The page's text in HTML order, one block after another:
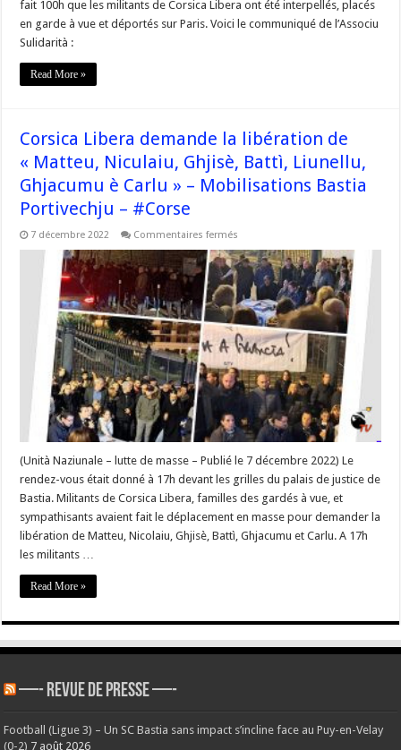
fait 100h que les militants de Corsica Libera ont été interpellés, placés
en garde à vue et déportés sur Paris. Voici le communiqué de l’Associu
Sulidarità :
Read More »
Corsica Libera demande la libération de
« Matteu, Niculaiu, Ghjisè, Battì, Liunellu,
Ghjacumu è Carlu » – Mobilisations Bastia
Portivechju – #Corse
7 décembre 2022 Commentaires fermés
Libera
demande
la
libération
de
« Matteu,
Niculaiu,
Ghjisè,
Battì,
Liunellu,
Ghjacumu
è
Carlu »
Mobilisations
Bastia
Portivechju
#Corse
(Unità Naziunale – lutte de masse – Publié le 7 décembre 2022) Le
rendez-vous était donné à 17h devant les grilles du palais de justice de
Bastia. Militants de Corsica Libera, familles des gardés à vue, et
sympathisants avaient fait le déplacement en masse pour demander la
libération de Matteu, Nicolaiu, Ghjisè, Battì, Ghjacumu et Carlu. A 17h
les militants …
Read More »
—- REVUE DE PRESSE —-
Football (Ligue 3) – Un SC Bastia sans impact s’incline face au Puy-en-Velay
(0-2) 7 août 2026